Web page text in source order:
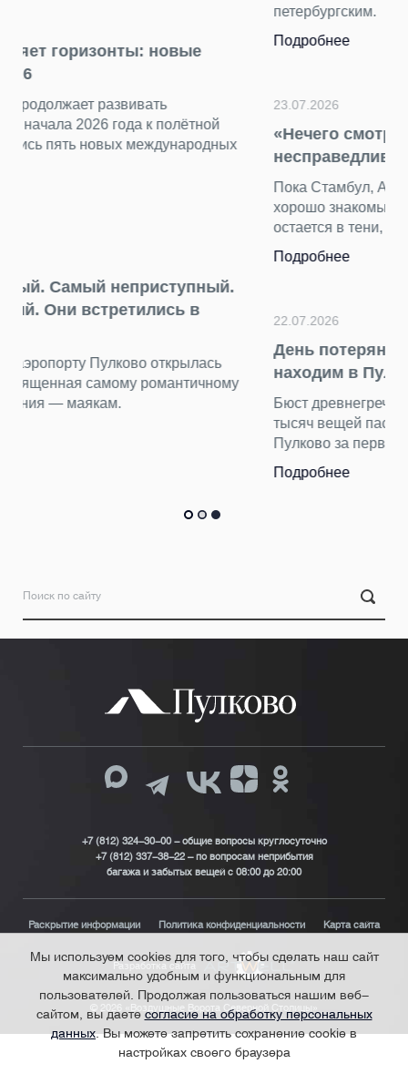
23.07.2026
«Нечего смотреть» — самый
несправедливый миф о столице Турции
Пока Стамбул, Анталья и другие курортные города
хорошо знакомы путешественникам, Анкара
остается в тени, как «нетуристическая» столица.
День потерянных вещей находок: что мы
находим в Пулково
Бюст древнегреческой богини, бензопилу и еще 15
тысяч вещей пассажиры оставили в терминале
Пулково за первые шесть месяцев 2026 года.
+7 (812) 324-30-00 - общие вопросы круглосуточно
+7 (812) 337-38-22 – по вопросам неприбытия
багажа и забытых вещей с 08:00 до 20:00
Раскрытие информации Политика конфиденциальности Карта сайта
Разработка сайта
© 2026 «Воздушные Ворота Северной Столицы»
Мы используем cookies для того, чтобы сделать наш сайт
максимально удобным и функциональным для
пользователей. Продолжая пользоваться нашим веб-
сайтом, вы даетесогласие на обработку персональных
данных. Вы можете запретить сохранение cookie в
настройках своего браузера